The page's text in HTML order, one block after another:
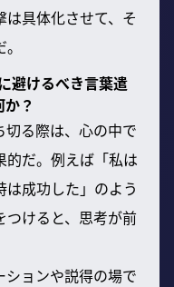
具体化させて、そ
避けるべき言葉遣
？
切る際は、心の中で
的だ。例えば「私は
成功した」のよう
つけると、思考が前
ョンや説得の場で